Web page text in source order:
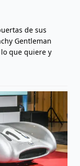
de sus
Gentleman
que quiere y